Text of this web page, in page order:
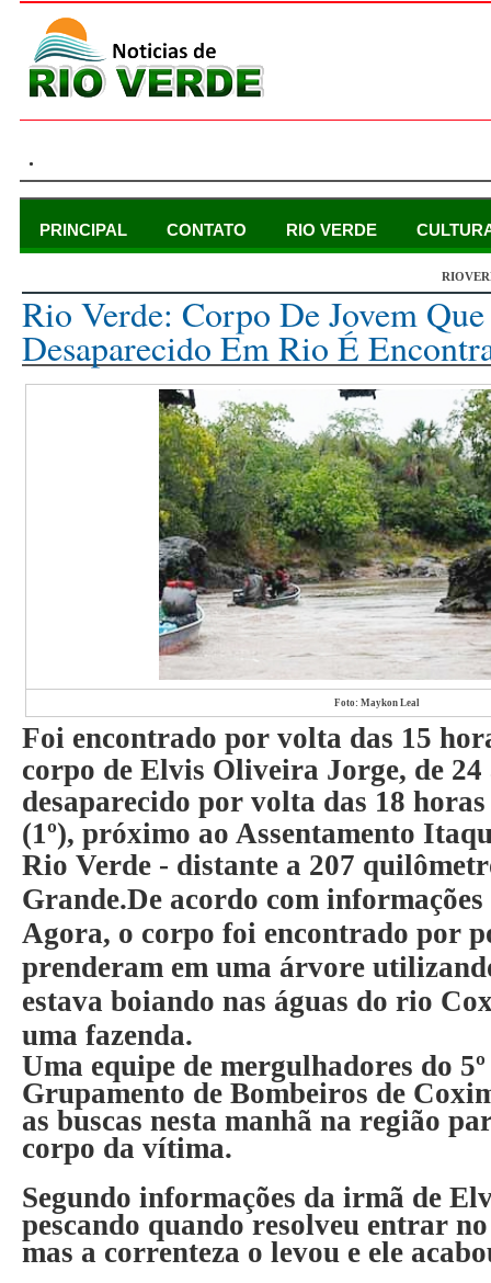
.
PRINCIPAL CONTATO RIO VERDE
Rio Verde: Corpo De Jovem Que
Desaparecido Em Rio É
Foto: Maykon Leal
Foi encontrado por volta das 15
corpo de Elvis Oliveira Jorge, de 24
desaparecido por volta das 18 horas
(1º), próximo ao Assentamento
Rio Verde - distante a 207
Grande.De acordo com
Agora, o corpo foi encontrado por
prenderam em uma árvore
estava boiando nas águas do rio
uma fazenda.
Uma equipe de mergulhadores do
Grupamento de Bombeiros de
as buscas nesta manhã na região
corpo da vítima.
Segundo informações da irmã de
pescando quando resolveu entrar
mas a correnteza o levou e ele